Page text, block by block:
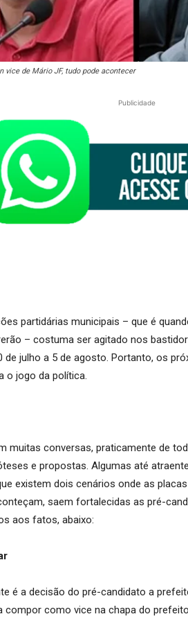
vice de Mário JF, tudo pode acontecer
Publicidade
partidárias municipais – que é
– costuma ser agitado nos
de julho a 5 de agosto. Portanto, os
o jogo da política.
muitas conversas, praticamente de
e propostas. Algumas até
existem dois cenários onde as
saem fortalecidas as pré-
aos fatos, abaixo:
é a decisão do pré-candidato a
como vice na chapa do